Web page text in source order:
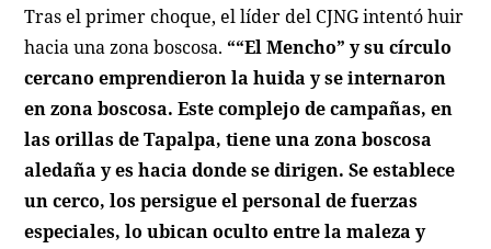
Tras el primer choque, el líder del CJNG intentó huir
hacia una zona boscosa. ““El Mencho” y su círculo
cercano emprendieron la huida y se internaron
en zona boscosa. Este complejo de campañas, en
las orillas de Tapalpa, tiene una zona boscosa
aledaña y es hacia donde se dirigen. Se establece
un cerco, los persigue el personal de fuerzas
especiales, lo ubican oculto entre la maleza y